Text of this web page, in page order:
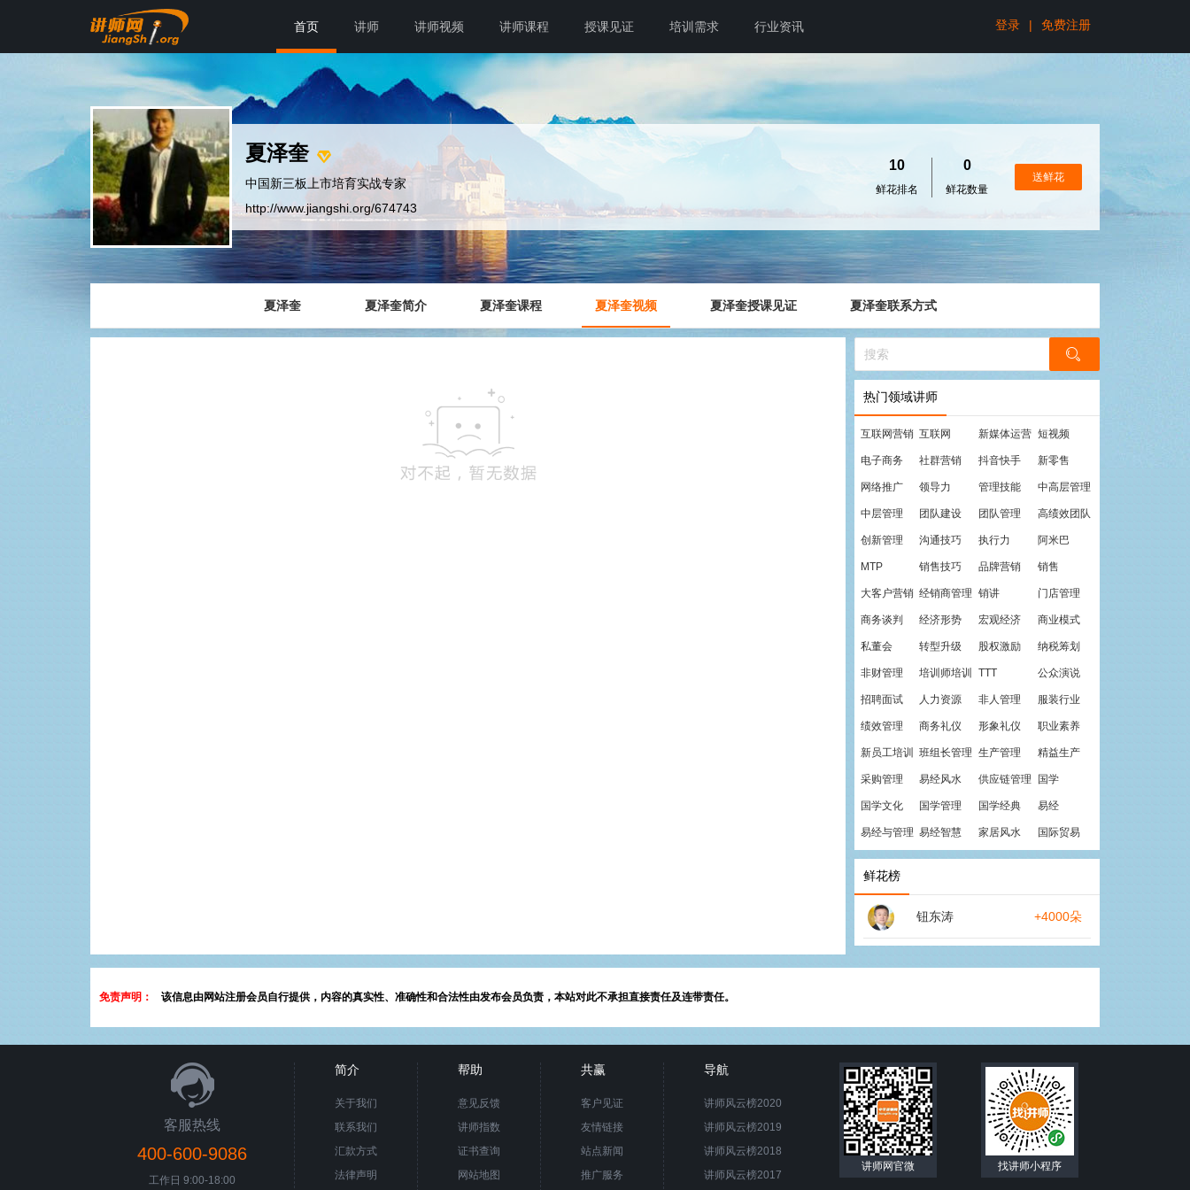
首页 讲师 讲师视频 讲师课程 授课见证 培训需求 行业资讯 登录 | 免费注册
夏泽奎
中国新三板上市培育实战专家
http://www.jiangshi.org/674743
10
鲜花排名
0
鲜花数量
送鲜花
夏泽奎 夏泽奎简介 夏泽奎课程 夏泽奎视频 夏泽奎授课见证 夏泽奎联系方式
热门领域讲师
互联网营销 互联网 新媒体运营 短视频
电子商务 社群营销 抖音快手 新零售
网络推广 领导力 管理技能 中高层管理
中层管理 团队建设 团队管理 高绩效团队
创新管理 沟通技巧 执行力 阿米巴
MTP 销售技巧 品牌营销 销售
大客户营销 经销商管理 销讲 门店管理
商务谈判 经济形势 宏观经济 商业模式
私董会 转型升级 股权激励 纳税筹划
非财管理 培训师培训 TTT 公众演说
招聘面试 人力资源 非人管理 服装行业
绩效管理 商务礼仪 形象礼仪 职业素养
新员工培训 班组长管理 生产管理 精益生产
采购管理 易经风水 供应链管理 国学
国学文化 国学管理 国学经典 易经
易经与管理 易经智慧 家居风水 国际贸易
鲜花榜
钮东涛 +4000朵
免责声明： 该信息由网站注册会员自行提供，内容的真实性、准确性和合法性由发布会员负责，本站对此不承担直接责任及连带责任。
客服热线
400-600-9086
工作日 9:00-18:00
简介
关于我们
联系我们
汇款方式
法律声明
帮助
意见反馈
讲师指数
证书查询
网站地图
共赢
客户见证
友情链接
站点新闻
推广服务
导航
讲师风云榜2020
讲师风云榜2019
讲师风云榜2018
讲师风云榜2017
讲师网官微 找讲师小程序